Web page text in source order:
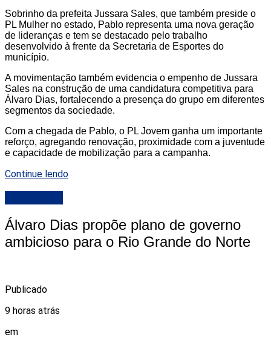
Sobrinho da prefeita Jussara Sales, que também preside o
PL Mulher no estado, Pablo representa uma nova geração
de lideranças e tem se destacado pelo trabalho
desenvolvido à frente da Secretaria de Esportes do
município.
A movimentação também evidencia o empenho de Jussara
Sales na construção de uma candidatura competitiva para
Álvaro Dias, fortalecendo a presença do grupo em diferentes
segmentos da sociedade.
Com a chegada de Pablo, o PL Jovem ganha um importante
reforço, agregando renovação, proximidade com a juventude
e capacidade de mobilização para a campanha.
Continue lendo
Álvaro Dias propõe plano de governo
ambicioso para o Rio Grande do Norte
Publicado
9 horas atrás
em